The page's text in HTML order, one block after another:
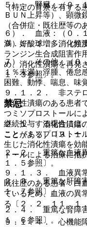
（特定の背景を有する
（合併症・既往歴等の
９．１．１． 消化性
ランジン生合成阻害作
め、消化性潰瘍を再発
１．３参照〕。
９．１．２． 非ステ
消化性潰瘍のある患者
つミソプロストールに
継続投与する場合には
こと（ミソプロストー
生じた消化性潰瘍を効
トールによる治療に抵
９．１．３． 血液異
既往歴のある患者：白
ているため、血液の異
る〔２．２、１１．１
９．１．４． 心機能
５）． 腎臓：（０．
ＢＵＮ上昇等）、顕微
６）． 血液：（０．
満）好酸球増多、（頻
７）． その他：（０
１％未満）浮腫、倦怠
困難、動悸、喘息、味
禁忌
２．１． 消化性潰瘍
ことがある］〔９．１
２．２． 重篤な血液
１．５参照〕。
２．３． 重篤な肝障
１．７参照〕。
２．４． 重篤な腎障
１．６参照〕。